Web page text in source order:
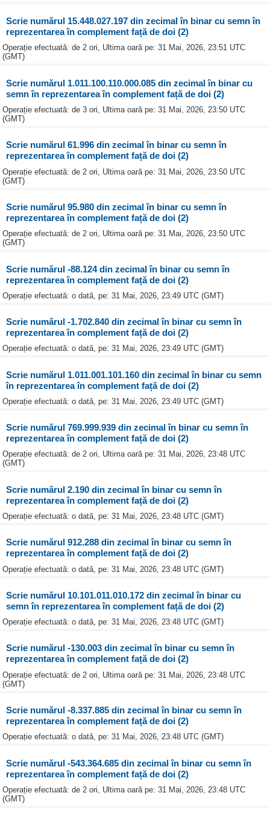
Scrie numărul 15.448.027.197 din zecimal în binar cu semn în
reprezentarea în complement față de doi (2)
Operație efectuată: de 2 ori, Ultima oară pe: 31 Mai, 2026, 23:51 UTC
(GMT)
Scrie numărul 1.011.100.110.000.085 din zecimal în binar cu
semn în reprezentarea în complement față de doi (2)
Operație efectuată: de 3 ori, Ultima oară pe: 31 Mai, 2026, 23:50 UTC
(GMT)
Scrie numărul 61.996 din zecimal în binar cu semn în
reprezentarea în complement față de doi (2)
Operație efectuată: de 2 ori, Ultima oară pe: 31 Mai, 2026, 23:50 UTC
(GMT)
Scrie numărul 95.980 din zecimal în binar cu semn în
reprezentarea în complement față de doi (2)
Operație efectuată: de 2 ori, Ultima oară pe: 31 Mai, 2026, 23:50 UTC
(GMT)
Scrie numărul -88.124 din zecimal în binar cu semn în
reprezentarea în complement față de doi (2)
Operație efectuată: o dată, pe: 31 Mai, 2026, 23:49 UTC (GMT)
Scrie numărul -1.702.840 din zecimal în binar cu semn în
reprezentarea în complement față de doi (2)
Operație efectuată: o dată, pe: 31 Mai, 2026, 23:49 UTC (GMT)
Scrie numărul 1.011.001.101.160 din zecimal în binar cu semn
în reprezentarea în complement față de doi (2)
Operație efectuată: o dată, pe: 31 Mai, 2026, 23:49 UTC (GMT)
Scrie numărul 769.999.939 din zecimal în binar cu semn în
reprezentarea în complement față de doi (2)
Operație efectuată: de 2 ori, Ultima oară pe: 31 Mai, 2026, 23:48 UTC
(GMT)
Scrie numărul 2.190 din zecimal în binar cu semn în
reprezentarea în complement față de doi (2)
Operație efectuată: o dată, pe: 31 Mai, 2026, 23:48 UTC (GMT)
Scrie numărul 912.288 din zecimal în binar cu semn în
reprezentarea în complement față de doi (2)
Operație efectuată: o dată, pe: 31 Mai, 2026, 23:48 UTC (GMT)
Scrie numărul 10.101.011.010.172 din zecimal în binar cu
semn în reprezentarea în complement față de doi (2)
Operație efectuată: o dată, pe: 31 Mai, 2026, 23:48 UTC (GMT)
Scrie numărul -130.003 din zecimal în binar cu semn în
reprezentarea în complement față de doi (2)
Operație efectuată: de 2 ori, Ultima oară pe: 31 Mai, 2026, 23:48 UTC
(GMT)
Scrie numărul -8.337.885 din zecimal în binar cu semn în
reprezentarea în complement față de doi (2)
Operație efectuată: o dată, pe: 31 Mai, 2026, 23:48 UTC (GMT)
Scrie numărul -543.364.685 din zecimal în binar cu semn în
reprezentarea în complement față de doi (2)
Operație efectuată: de 2 ori, Ultima oară pe: 31 Mai, 2026, 23:48 UTC
(GMT)